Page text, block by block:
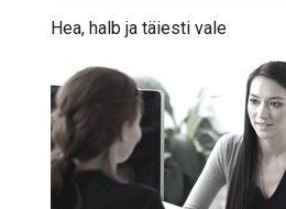
Hea, halb ja täiesti vale